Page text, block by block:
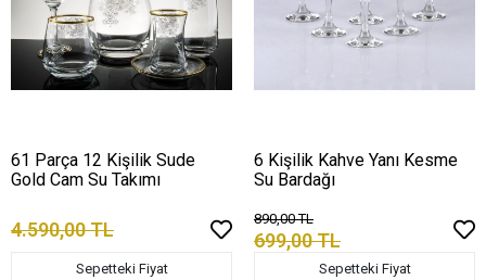
61 Parça 12 Kişilik Sude
Gold Cam Su Takımı
4.590,00 TL
Sepetteki Fiyat
6 Kişilik Kahve Yanı Kesme
Su Bardağı
890,00 TL
699,00 TL
Sepetteki Fiyat